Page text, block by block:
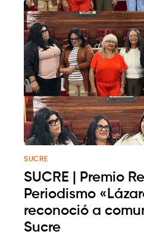
SUCRE
SUCRE | Premio
Periodismo
reconoció a
Sucre